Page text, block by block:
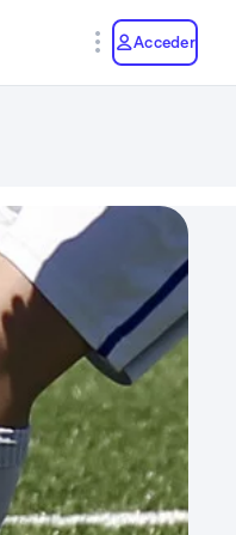
Acceder